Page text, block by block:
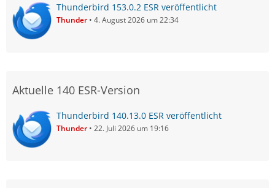
Thunderbird 153.0.2 ESR veröffentlicht
Thunder 4. August 2026 um 22:34
Aktuelle 140 ESR-Version
Thunderbird 140.13.0 ESR veröffentlicht
Thunder 22. Juli 2026 um 19:16